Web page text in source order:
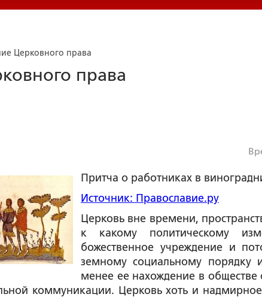
Церковного права
права
Притча о работниках в
Источник: Православие.ру
Церковь вне времени,
к какому политическому
божественное учреждение и
земному социальному порядку
менее ее нахождение в обществе
коммуникации. Церковь хоть и